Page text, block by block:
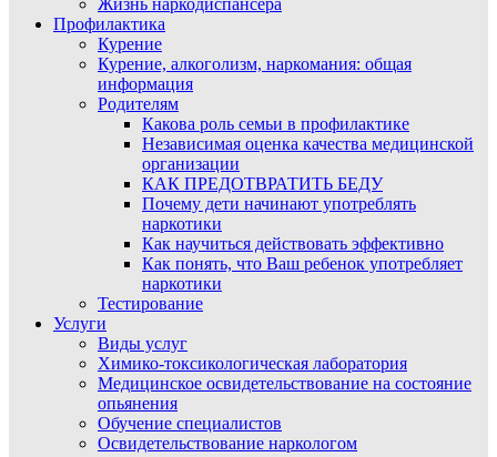
Профилактика
Курение
Курение, алкоголизм, наркомания: общая
информация
Родителям
Какова роль семьи в профилактике
Независимая оценка качества медицинской
организации
КАК ПРЕДОТВРАТИТЬ БЕДУ
Почему дети начинают употреблять
наркотики
Как научиться действовать эффективно
Как понять, что Ваш ребенок употребляет
наркотики
Тестирование
Услуги
Виды услуг
Химико-токсикологическая лаборатория
Медицинское освидетельствование на состояние
опьянения
Обучение специалистов
Освидетельствование наркологом